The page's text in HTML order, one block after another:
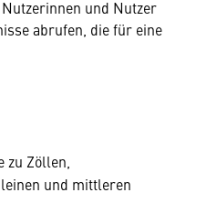
und Nutzer
abrufen, die für eine
Zöllen,
und mittleren